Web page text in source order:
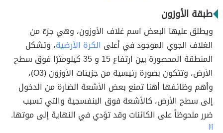
طبقة الأوزون
ويطلق عليها البعض اسم غلاف الأوزون، وهي جزءٌ من
الغلاف الجوي الموجود في أعلى الكرة الأرضية، وتشكل
المنطقة المحصورة بين ارتفاع 15 و 35 كيلومترًا فوق سطح
الأرض، وتتكون بصورة رئيسية من جزيئات الأوزون (O3)،
وأهم وظائفها أهنا تمنع بعض الأشعة الضارة من الدخول
إلى سطح الأرض، كالأشعة فوق البنفسجية والتي تسبب
ضرر ملحوظاً على الكائنات وقد تؤدي في النهاية إلى موتها.
[١]